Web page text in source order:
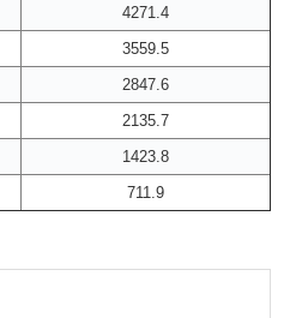
4271.4
3559.5
2847.6
2135.7
1423.8
711.9